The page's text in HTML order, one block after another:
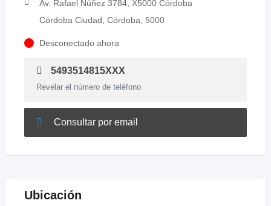
Av. Rafael Núñez 3784, X5000 Córdoba
Córdoba Ciudad, Córdoba, 5000
Desconectado ahora
5493514815XXX
Revelar el número de teléfono
Consultar por email
Ubicación